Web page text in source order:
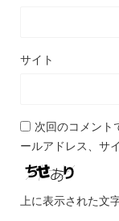
サイト
次回のコメント
ールアドレス、サ
上に表示された文